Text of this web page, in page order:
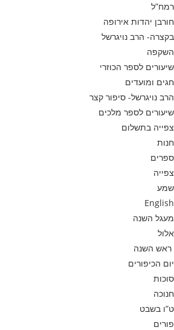
רמח”ל
חורבן יהדות אירופה
בקצרה- הרב נויגרשל
השקפה
שיעורים לספר הכוזרי
חגים ומועדים
הרב נויגרשל- סיפור קצר
שיעורים לספר מלכים
צפייה בתשלום
חנות
ספרים
צפייה
שמע
English
מעגל השנה
אלול
ראש השנה
יום הכיפורים
סוכות
חנוכה
ט”ו בשבט
פורים